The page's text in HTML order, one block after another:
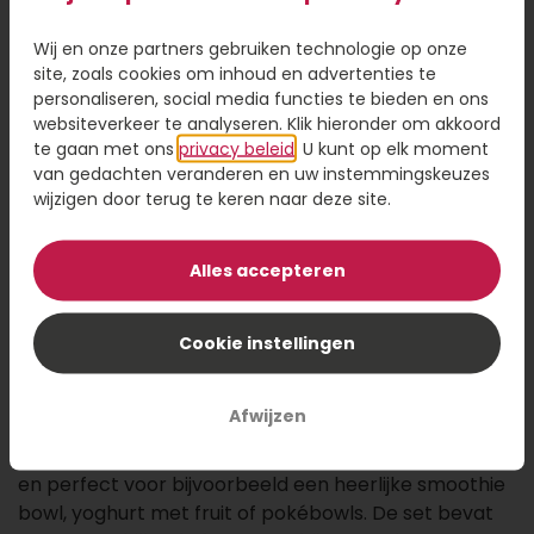
Kaartje toevoegen
Voeg een kaart toe met jouw persoonlijke tekst
1,95
Voeg toe aan winkelwagen
unieke kokosnootkommen, gemaakt van échte
en perfect voor bijvoorbeeld een heerlijke smoothie
bowl, yoghurt met fruit of pokébowls. De set bevat
Wij en onze partners gebruiken technologie op onze
site, zoals cookies om inhoud en advertenties te
personaliseren, social media functies te bieden en ons
websiteverkeer te analyseren. Klik hieronder om akkoord
te gaan met ons privacy beleid . U kunt op elk moment
van gedachten veranderen en uw instemmingskeuzes
wijzigen door terug te keren naar deze site.
Alles accepteren
Cookie instellingen
Afwijzen